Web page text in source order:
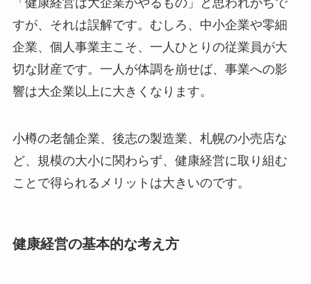
「健康経営は大企業がやるもの」と思われがちで
すが、それは誤解です。むしろ、中小企業や零細
企業、個人事業主こそ、一人ひとりの従業員が大
切な財産です。一人が体調を崩せば、事業への影
響は大企業以上に大きくなります。
小樽の老舗企業、後志の製造業、札幌の小売店な
ど、規模の大小に関わらず、健康経営に取り組む
ことで得られるメリットは大きいのです。
健康経営の基本的な考え方